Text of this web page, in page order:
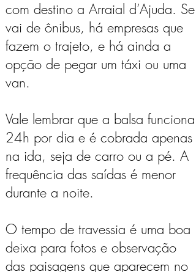
com destino a Arraial d’Ajuda. Se
vai de ônibus, há empresas que
fazem o trajeto, e há ainda a
opção de pegar um táxi ou uma
van.
Vale lembrar que a balsa funciona
24h por dia e é cobrada apenas
na ida, seja de carro ou a pé. A
frequência das saídas é menor
durante a noite.
O tempo de travessia é uma boa
deixa para fotos e observação
das paisagens que aparecem no